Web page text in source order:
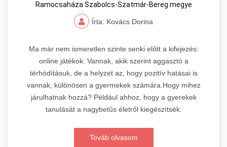
Ramocsaháza Szabolcs-Szatmár-Bereg megye
Írta: Kovács Dorina
Ma már nem ismeretlen szinte senki előtt a kifejezés:
online játékok. Vannak, akik szerint aggasztó a
térhódításuk, de a helyzet az, hogy pozitív hatásai is
vannak, különösen a gyermekek számára.Hogy mihez
járulhatnak hozzá? Például ahhoz, hogy a gyerekek
tanulását a nagybetűs életről kiegészítsék.
Továb olvasom